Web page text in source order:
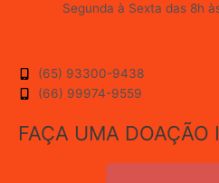
Segunda à Sexta das 8h
(65) 93300-9438
(66) 99974-9559
FAÇA UMA